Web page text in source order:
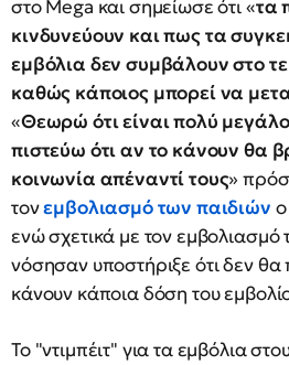
στο Mega και σημείωσε ότι «τα
κινδυνεύουν και πως τα
εμβόλια δεν συμβάλουν στο
καθώς κάποιος μπορεί να
«Θεωρώ ότι είναι πολύ
πιστεύω ότι αν το κάνουν θα
κοινωνία απέναντί τους»
τονεμβολιασμό των παιδιών
ενώ σχετικά με τον εμβολιασμό
νόσησαν υποστήριξε ότι δεν θα
κάνουν κάποια δόση του
Το "ντιμπέιτ" για τα εμβόλια